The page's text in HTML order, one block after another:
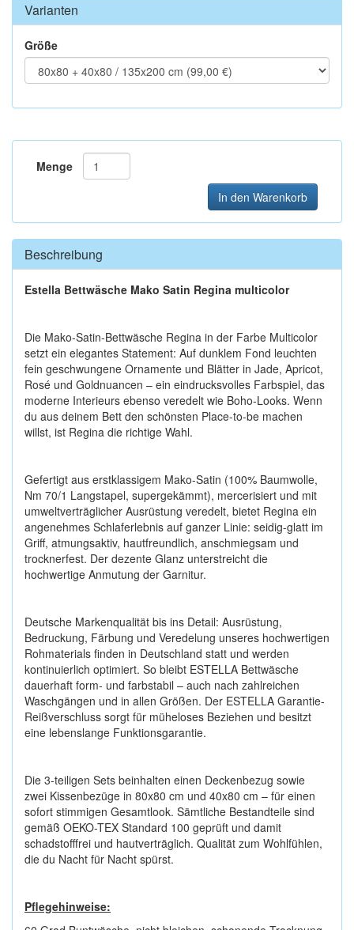
Varianten
Größe
Menge
In den Warenkorb
Beschreibung
Estella Bettwäsche Mako Satin Regina multicolor
Die Mako-Satin-Bettwäsche Regina in der Farbe Multicolor
setzt ein elegantes Statement: Auf dunklem Fond leuchten
fein geschwungene Ornamente und Blätter in Jade, Apricot,
Rosé und Goldnuancen – ein eindrucksvolles Farbspiel, das
moderne Interieurs ebenso veredelt wie Boho-Looks. Wenn
du aus deinem Bett den schönsten Place-to-be machen
willst, ist Regina die richtige Wahl.
Gefertigt aus erstklassigem Mako-Satin (100% Baumwolle,
Nm 70/1 Langstapel, supergekämmt), mercerisiert und mit
umweltverträglicher Ausrüstung veredelt, bietet Regina ein
angenehmes Schlaferlebnis auf ganzer Linie: seidig-glatt im
Griff, atmungsaktiv, hautfreundlich, anschmiegsam und
trocknerfest. Der dezente Glanz unterstreicht die
hochwertige Anmutung der Garnitur.
Deutsche Markenqualität bis ins Detail: Ausrüstung,
Bedruckung, Färbung und Veredelung unseres hochwertigen
Rohmaterials finden in Deutschland statt und werden
kontinuierlich optimiert. So bleibt ESTELLA Bettwäsche
dauerhaft form- und farbstabil – auch nach zahlreichen
Waschgängen und in allen Größen. Der ESTELLA Garantie-
Reißverschluss sorgt für müheloses Beziehen und besitzt
eine lebenslange Funktionsgarantie.
Die 3-teiligen Sets beinhalten einen Deckenbezug sowie
zwei Kissenbezüge in 80x80 cm und 40x80 cm – für einen
sofort stimmigen Gesamtlook. Sämtliche Bestandteile sind
gemäß OEKO-TEX Standard 100 geprüft und damit
schadstofffrei und hautverträglich. Qualität zum Wohlfühlen,
die du Nacht für Nacht spürst.
Pflegehinweise: